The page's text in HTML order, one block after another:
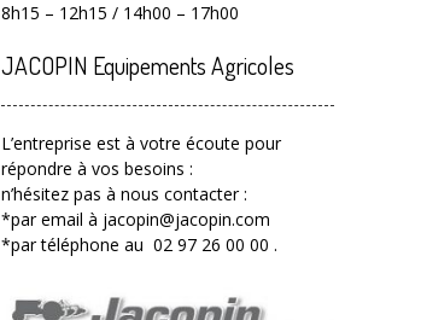
8h15 – 12h15 / 14h00 – 17h00
JACOPIN Equipements Agricoles
L’entreprise est à votre écoute pour
répondre à vos besoins :
n’hésitez pas à nous contacter :
*par email à jacopin@jacopin.com
*par téléphone au 02 97 26 00 00 .